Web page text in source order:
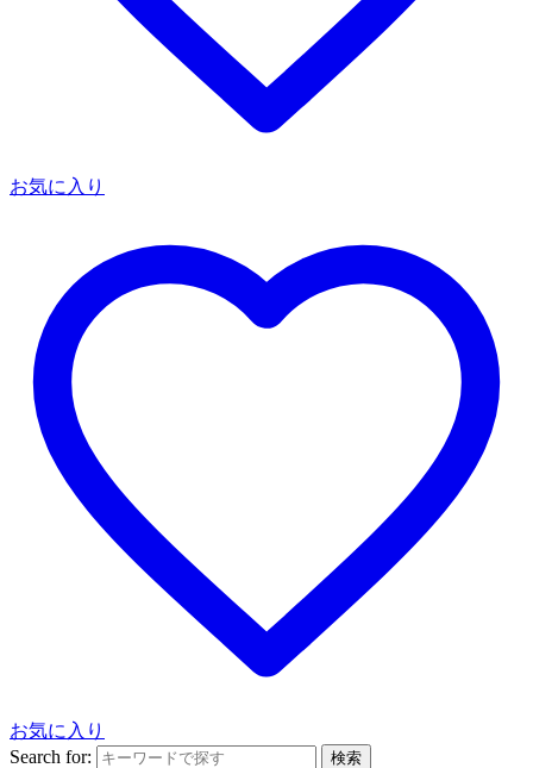
お気に入り
お気に入り
Search for:
検索